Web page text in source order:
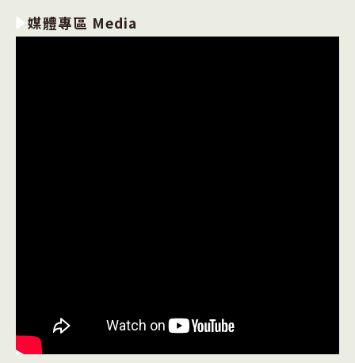
媒體專區 Media